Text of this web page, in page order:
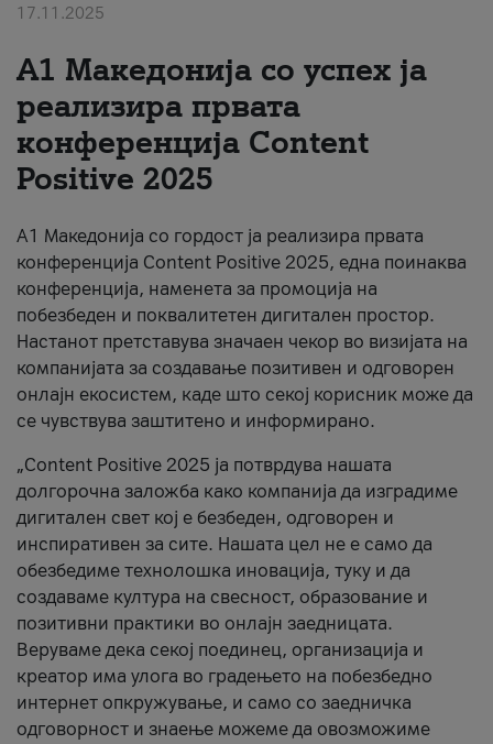
#ПодобарОнлајн
17.11.2025
А1 Македонија со успех ја
реализира првата
конференција Content
Positive 2025
А1 Македонија со гордост ја реализира првата
конференција Content Positive 2025, една поинаква
конференција, наменета за промоција на
побезбеден и поквалитетен дигитален простор.
Настанот претставува значаен чекор во визијата на
компанијата за создавање позитивен и одговорен
онлајн екосистем, каде што секој корисник може да
се чувствува заштитено и информирано.
„Content Positive 2025 ја потврдува нашата
долгорочна заложба како компанија да изградиме
дигитален свет кој е безбеден, одговорен и
инспиративен за сите. Нашата цел не е само да
обезбедиме технолошка иновација, туку и да
создаваме култура на свесност, образование и
позитивни практики во онлајн заедницата.
Веруваме дека секој поединец, организација и
креатор има улога во градењето на побезбедно
интернет опкружување, и само со заедничка
одговорност и знаење можеме да овозможиме